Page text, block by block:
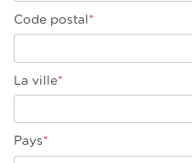
Code postal *
La ville*
Pays*